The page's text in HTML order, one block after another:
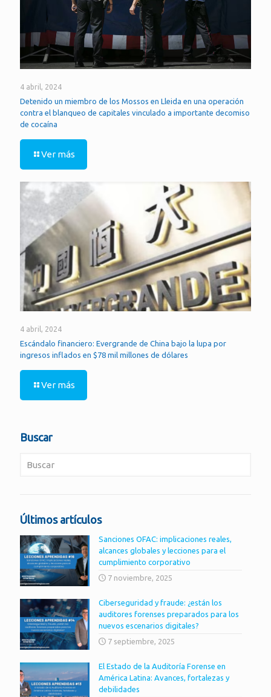
4 abril, 2024
Detenido un miembro de los Mossos en Lleida en una operación
contra el blanqueo de capitales vinculado a importante decomiso
de cocaína
Ver más
4 abril, 2024
Escándalo financiero: Evergrande de China bajo la lupa por
ingresos inflados en $78 mil millones de dólares
Ver más
Buscar
Últimos artículos
Sanciones OFAC: implicaciones reales,
alcances globales y lecciones para el
cumplimiento corporativo
7 noviembre, 2025
Ciberseguridad y fraude: ¿están los
auditores forenses preparados para los
nuevos escenarios digitales?
7 septiembre, 2025
El Estado de la Auditoría Forense en
América Latina: Avances, fortalezas y
debilidades